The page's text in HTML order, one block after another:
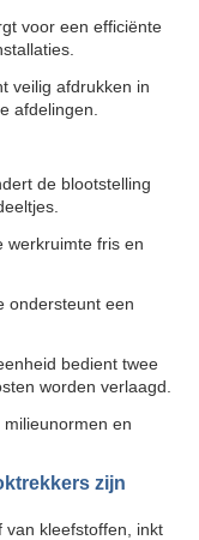
voor een efficiënte
veilig afdrukken in
afdelingen.
de blootstelling
werkruimte fris en
ondersteunt een
bedient twee
worden verlaagd.
milieunormen en
zijn
van kleefstoffen, inkt